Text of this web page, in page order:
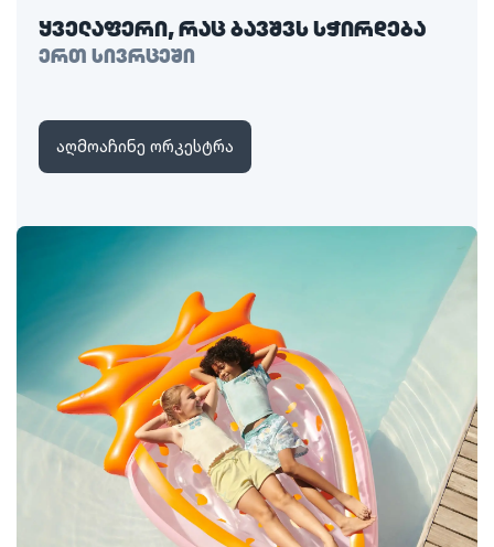
ყველაფერი, რაც ბავშვს სჭირდება
ერთ სივრცეში
აღმოაჩინე ორკესტრა